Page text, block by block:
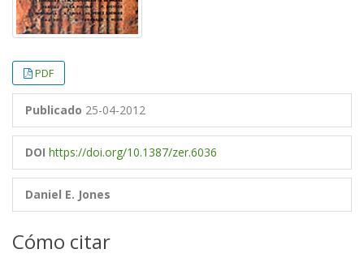
PDF
Publicado 25-04-2012
DOI https://doi.org/10.1387/zer.6036
Daniel E. Jones
Cómo citar